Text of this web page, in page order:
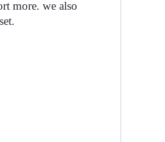
more. we also